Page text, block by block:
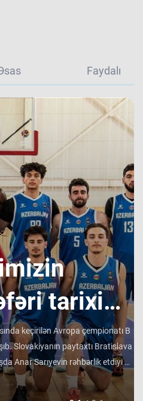
Faydalı
tarixi
!
keçirilən Avropa çempionatı B
Slovakiyanın paytaxtı Bratislava
Anar Sarıyevin rəhbərlik etdiyi U-
Niderland seçməsinə qarşı
qalib gəlib. Avropa